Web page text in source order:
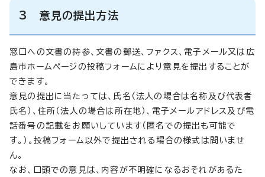
3 意見の提出方法
窓口への文書の持参、文書の郵送、ファクス、電子メール又は広
島市ホームページの投稿フォームにより意見を提出することが
できます。
意見の提出に当たっては、氏名（法人の場合は名称及び代表者
氏名）、住所（法人の場合は所在地）、電子メールアドレス及び電
話番号の記載をお願いしています（匿名での提出も可能で
す。）。投稿フォーム以外で提出される場合の様式は問いませ
ん。
なお、口頭での意見は、内容が不明確になるおそれがあるた